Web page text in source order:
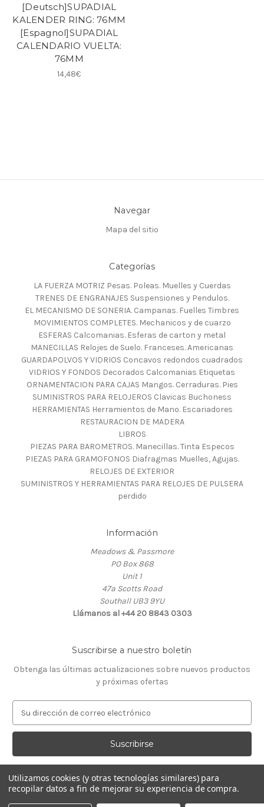
[Deutsch]SUPADIAL
KALENDER RING: 76MM
[Espagnol]SUPADIAL
CALENDARIO VUELTA:
76MM
14,48€
Navegar
Mapa del sitio
Categorías
LA FUERZA MOTRIZ Pesas. Poleas. Muelles y Cuerdas
TRENES DE ENGRANAJES Suspensiones y Pendulos.
EL MECANISMO DE SONERIA. Campanas. Fuelles Timbres
MOVIMIENTOS COMPLETES. Mechanicos y de cuarzo
ESFERAS Calcomanias. Esferas de carton y metal
MANECILLAS Relojes de Suelo. Franceses. Americanas
GUARDAPOLVOS Y VIDRIOS Concavos redondos cuadrados
VIDRIOS Y FONDOS Decorados Calcomanias Etiquetas
ORNAMENTACION PARA CAJAS Mangos. Cerraduras. Pies
SUMINISTROS PARA RELOJEROS Clavicas Buchoness
HERRAMIENTAS Herramientos de Mano. Escariadores
RESTAURACION DE MADERA
LIBROS
PIEZAS PARA BAROMETROS. Manecillas. Tinta Especos
PIEZAS PARA GRAMOFONOS Diafragmas Muelles, Agujas.
RELOJES DE EXTERIOR
SUMINISTROS Y HERRAMIENTAS PARA RELOJES DE PULSERA
perdido
Información
Meadows & Passmore
PO Box 868
Unit 1
47a Scotts Road
Southall UB3 9YU
Llámanos al +44 20 8843 0303
Suscribirse a nuestro boletín
Obtenga las últimas actualizaciones sobre nuevos productos
y próximas ofertas
r
c
i
ó
© 2026 Almacén de Relojeros
Utilizamos cookies (y otras tecnologías similares) para
recopilar datos a fin de mejorar su experiencia de compra.